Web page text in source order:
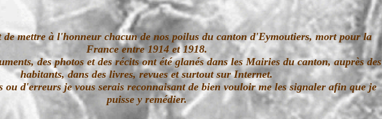
de mettre à l'honneur chacun de nos poilus du canton d'Eymoutiers, mort pour la
France entre 1914 et 1918.
des photos et des récits ont été glanés dans les Mairies du canton, auprès des
habitants, dans des livres, revues et surtout sur Internet.
ou d'erreurs je vous serais reconnaisant de bien vouloir me les signaler afin que je
puisse y remédier.